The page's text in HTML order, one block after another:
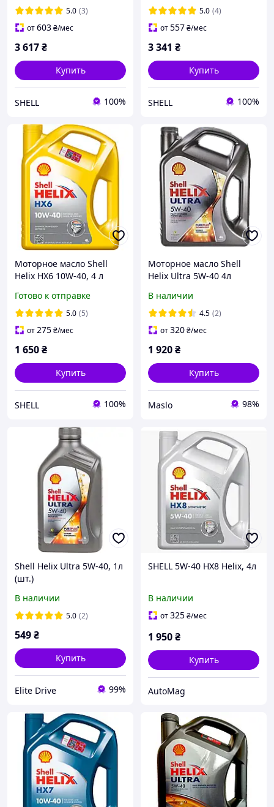
5.0 (3)
от603₴/мес
3 617₴
Купить
SHELL 100%
5.0 (4)
от557₴/мес
3 341 ₴
Купить
SHELL 100%
Моторное масло Shell
Helix HX6 10W-40, 4 л
Готово к отправке
5.0 (5)
от275₴/мес
1 650₴
Купить
SHELL 100%
Моторное масло Shell
Helix Ultra 5W-40 4л
В наличии
4.5 (2)
от320₴/мес
1 920₴
Купить
Maslo 98%
Shell Helix Ultra 5W-40, 1л
(шт.)
В наличии
5.0 (2)
549₴
Купить
Elite Drive 99%
SHELL 5W-40 HX8 Helix, 4л
В наличии
от325₴/мес
1 950₴
Купить
AutoMag